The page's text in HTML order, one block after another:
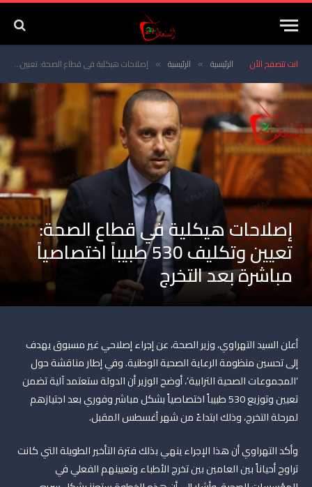
انت تتصفح الأن الرئيسية » الرئيسية » إصلاحات هيكلية في قطاع الصحة: تعيين وتكليف 530 طبيباً اختصاصياً مباشرة بعد التخرج
إصلاحات هيكلية في قطاع الصحة:
تعيين وتكليف 530 طبيباً اختصاصياً
مباشرة بعد التخرج
أعلن السيد التهراوي، وزير الصحة، عن إجراء إصلاحي غير مسبوق يهدف
إلى تحسين منظومة الرعاية الصحية الوطنية. وفي إطار مناقشة حول
‘المجموعات الصحية الترابية’، أوضح الوزير أن الدولة ستعتمد آلية تضمن
تعيين وتوزيع 530 طبيباً اختصاصياً بشكل مباشر وفوري بعد اجتيازهم
لمرحلة التخرج، وذلك ابتداءً من شهر أغسطس المقبل.
وأكد التهراوي أن هذا الإجراء ينهي بذلك فترة التأخير الطويلة التي كانت
تراوح أحياناً بين العامين بين تخرج الأطباء وتعيينهم الفعلي في